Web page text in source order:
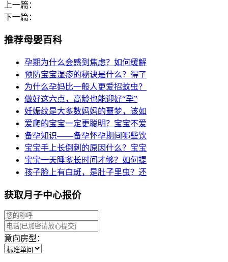
上一篇：
下一篇：
推荐母婴百科
孕期为什么会感到焦虑？如何缓解
预防宝宝湿疹的秘诀是什么？得了
为什么孕妈比一般人更爱招蚊虫？
做好这六点，高龄也能迎好“孕”
妊娠纹是大多数妈妈的噩梦，该如
爱爬的宝宝一定更聪明？宝宝不爱
备孕知识——备孕怀孕期间哪些饮
宝宝手上长倒刺的原因什么？宝宝
宝宝一天睡多长时间才够？如何提
孩子脸上有白斑，是肚子里虫？还
获取月子中心报价
意向房型：